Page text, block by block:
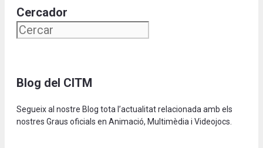
Cercador
Blog del CITM
Segueix al nostre Blog tota l’actualitat relacionada amb els
nostres Graus oficials en Animació, Multimèdia i Videojocs.